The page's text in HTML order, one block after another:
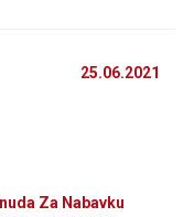
25.06.2021
Za Nabavku